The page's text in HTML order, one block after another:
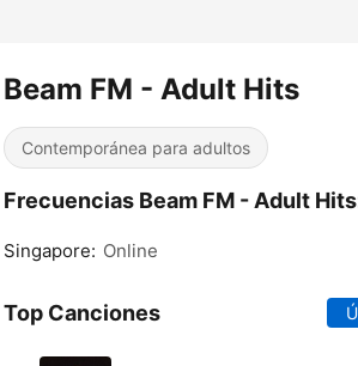
Beam FM - Adult Hits
Contemporánea para adultos
Frecuencias Beam FM - Adult
Singapore: Online
Top Canciones